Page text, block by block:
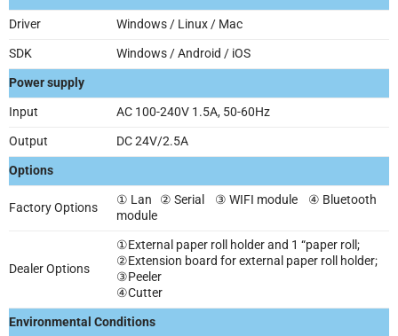
Driver
Windows / Linux / Mac
SDK
Windows / Android / iOS
Power supply
Input
AC 100-240V 1.5A, 50-60Hz
Output
DC 24V/2.5A
Options
Factory Options
① Lan ② Serial ③ WIFI module ④ Bluetooth
module
Dealer Options
①External paper roll holder and 1 “paper roll;
②Extension board for external paper roll holder;
③Peeler
④Cutter
Environmental Conditions